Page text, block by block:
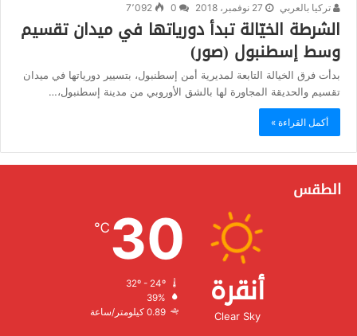
تركيا بالعربي 27 نوفمبر، 2018 7٬092
الشرطة الخيّالة تبدأ دورياتها في ميدان تقسيم
وسط إسطنبول (صور)
بدأت فرق الخيالة التابعة لمديرية أمن إسطنبول، بتسيير دورياتها في ميدان
تقسيم والحديقة المجاورة لها بالشق الأوروبي من مدينة إسطنبول،…
أكمل القراءة »
الطقس
أنقرة
Clear Sky
30
℃
الرطوبة:
الرياح: